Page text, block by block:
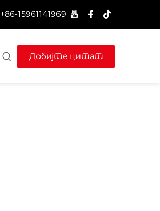
+86-15961141969
Добијте цитат